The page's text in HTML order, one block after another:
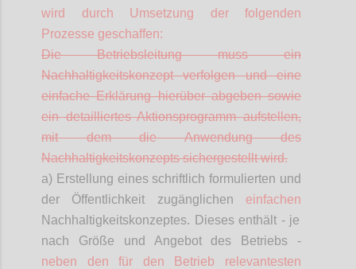
wird durch Umsetzung der folgenden
Prozesse geschaffen:
Die Betriebsleitung muss ein
Nachhaltigkeitskonzept verfolgen und eine
einfache Erklärung hierüber abgeben sowie
ein detailliertes Aktionsprogramm aufstellen,
mit dem die Anwendung des
Nachhaltigkeitskonzepts sichergestellt wird.
a) Erstellung eines schriftlich formulierten und
der Öffentlichkeit zugänglichen einfachen
Nachhaltigkeitskonzeptes. Dieses enthält - je
nach Größe und Angebot des Betriebs -
neben den für den Betrieb relevantesten